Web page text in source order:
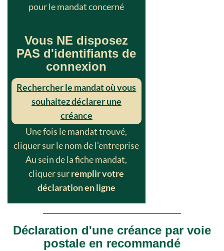
pour le mandat concerné
Vous NE disposez
PAS d'identifiants de
connexion
Rechercher le mandat où vous
souhaitez déclarer une
créance
Une fois le mandat trouvé,
cliquer sur le nom de l'entreprise
Au sein de la fiche mandat,
cliquer surremplir votre
déclaration en ligne
Déclaration d'une créance par voie
postale en recommandé